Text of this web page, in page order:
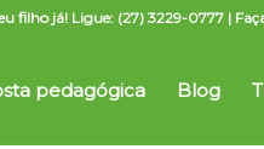
filho já! Ligue: (27) 3229-0777 |
pedagógica Blog